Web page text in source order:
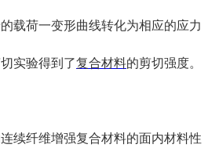
载荷一变形曲线转化为相应的应力
实验得到 了复合材料的剪切强度。
续纤维增强复合材料的面内材料性